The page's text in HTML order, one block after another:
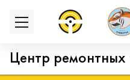
Центр ремонтных